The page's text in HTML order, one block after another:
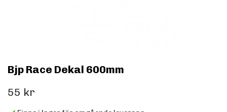
Bjp Race Dekal 600mm
55 kr